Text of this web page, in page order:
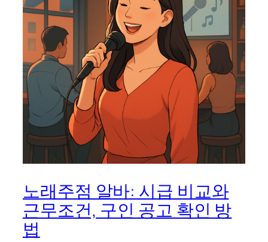
노래주점 알바: 시급 비교와
근무조건, 구인 공고 확인 방
법